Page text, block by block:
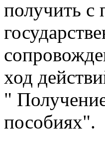
получить с
ход
"
пособиях".